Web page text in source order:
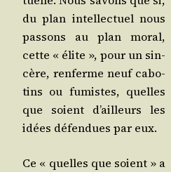
du plan intel­lec­tuel nous
pas­sons au plan moral,
cette « élite », pour un sin­
cère, ren­ferme neuf cabo­
tins ou fumistes, quelles
que soient d’ailleurs les
idées défen­dues par eux.
Ce « quelles que soient » a